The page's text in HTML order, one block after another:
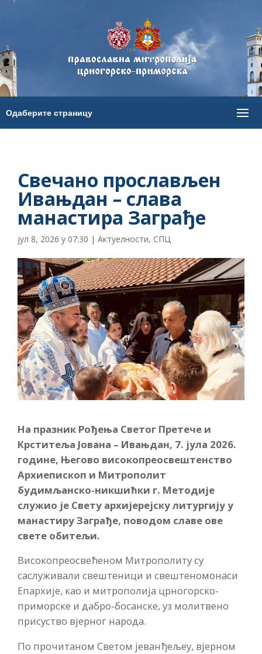
Свечано прослављен
Ивањдан – слава
манастира Заграђе
јул 8, 2026 у 07:30 | Актуелности, СПЦ
На празник Рођења Светог Претече и
Крститеља Јована – Ивањдан, 7. јула 2026.
године, Његово високопреосвештенство
Архиепископ и Митрополит
будимљанско-никшићки г. Методије
служио је Свету архијерејску литургију у
манастиру Заграђе, поводом славе ове
свете обитељи.
Високопреосвећеном Митрополиту су
саслуживали свештеници и свештеномонаси
Епархије, као и митрополија црногорско-
приморске и дабро-босанске, уз молитвено
присуство вјерног народа.
По прочитаном Светом јеванђељеу, вјерном